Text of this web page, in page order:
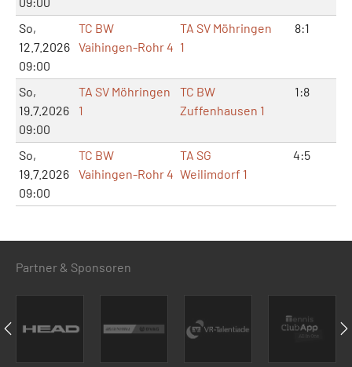
So,
12.7.2026
09:00
TC BW
Vaihingen-Rohr 4
TA SV Möhringen
1
8:1
So,
19.7.2026
09:00
TA SV Möhringen
1
TC BW
Zuffenhausen 1
1:8
So,
19.7.2026
09:00
TC BW
Vaihingen-Rohr 4
TA SG
Weilimdorf 1
4:5
Partner & Sponsoren